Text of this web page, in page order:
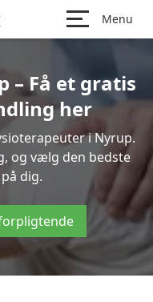
Menu
– Få et gratis
her
i Nyrup.
og vælg den bedste
dig.